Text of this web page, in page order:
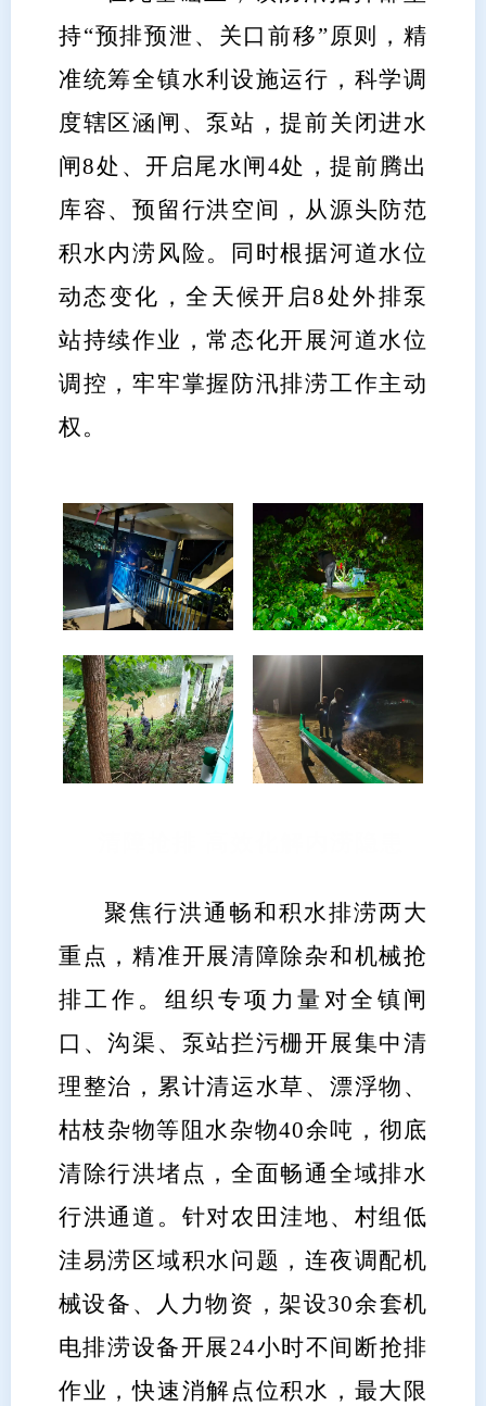
持“预排预泄、关口前移”原则，精
准统筹全镇水利设施运行，科学调
度辖区涵闸、泵站，提前关闭进水
闸8处、开启尾水闸4处，提前腾出
库容、预留行洪空间，从源头防范
积水内涝风险。同时根据河道水位
动态变化，全天候开启8处外排泵
站持续作业，常态化开展河道水位
调控，牢牢掌握防汛排涝工作主动
权。
聚焦行洪通畅和积水排涝两大
重点，精准开展清障除杂和机械抢
排工作。组织专项力量对全镇闸
口、沟渠、泵站拦污栅开展集中清
理整治，累计清运水草、漂浮物、
枯枝杂物等阻水杂物40余吨，彻底
清除行洪堵点，全面畅通全域排水
行洪通道。针对农田洼地、村组低
洼易涝区域积水问题，连夜调配机
械设备、人力物资，架设30余套机
电排涝设备开展24小时不间断抢排
作业，快速消解点位积水，最大限